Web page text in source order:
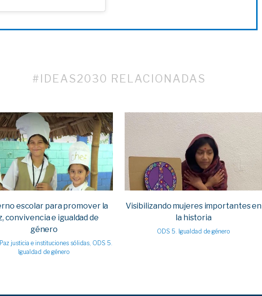
#IDEAS2030 RELACIONADAS
VIEW
escolar para promover la
convivencia e igualdad de
género
justicia e instituciones sólidas, ODS 5.
Igualdad de género
VIEW
Visibilizando mujeres importantes en
la historia
ODS 5. Igualdad de género